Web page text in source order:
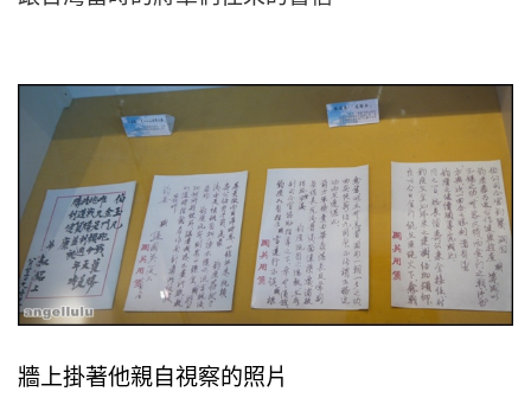
牆上掛著他親自視察的照片